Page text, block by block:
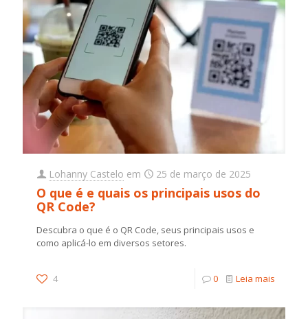
Lohanny Castelo em 25 de março de 2025
O que é e quais os principais usos do
QR Code?
Descubra o que é o QR Code, seus principais usos e
como aplicá-lo em diversos setores.
4 0 Leia mais